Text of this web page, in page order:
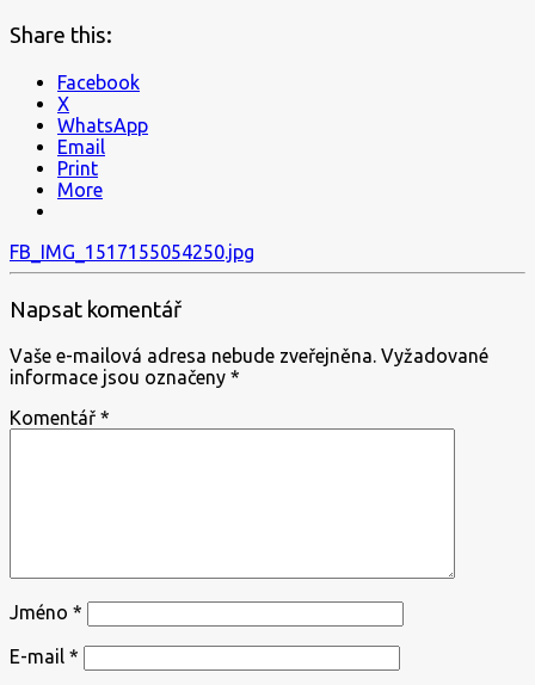
Share this:
Facebook
X
WhatsApp
Email
Print
More
Navigace
příspěvek
FB_IMG_1517155054250.jpg
Napsat komentář
Vaše e-mailová adresa nebude zveřejněna. Vyžadované
informace jsou označeny *
Komentář *
Jméno *
E-mail *